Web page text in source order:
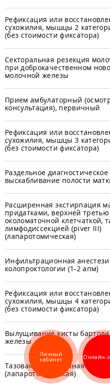
Рефиксация или
сухожилия, мышцы 2
(без стоимости фиксатора)
Секторальная резекция
при доброкачественном
молочной железы
Прием амбулаторный
консультация), первичный
Рефиксация или
сухожилия, мышцы 3
(без стоимости фиксатора)
Раздельное диагностическое
выскабливание полости
Расширенная экстирпация
придатками, верхней
околоматочной клетчаткой,
лимфодиссекцией (piver III)
(лапаротомическая)
Инфильтрационная
колопроктологии (1-2 апм)
Рефиксация или
сухожилия, мышцы 4
(без стоимости фиксатора)
Вылущивание кисты
железы
Тазовая и поясничная
(лапаротомическая)
Личный
кабинет Онлайн-